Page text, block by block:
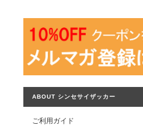
ABOUT シンセサイザッカー
ご利用ガイド